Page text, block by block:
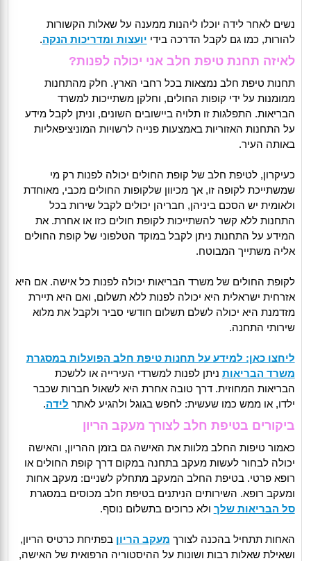
נשים לאחר לידה יוכלו ליהנות ממענה על שאלות הקשורות
להורות, כמו גם לקבל הדרכה בידי יועצות ומדריכות הנקה.
לאיזה תחנת טיפת חלב אני יכולה לפנות?
תחנות טיפת חלב נמצאות בכל רחבי הארץ. חלק מהתחנות
ממומנות על ידי קופות החולים, וחלקן משתייכות למשרד
הבריאות. התפלגות זו תלויה ביישובים השונים, וניתן לקבל מידע
על התחנות האזוריות באמצעות פנייה לרשויות המוניציפאליות
באותה העיר.
כעיקרון, לטיפת חלב של קופת החולים יכולה לפנות רק מי
שמשתייכת לקופה זו, אך מכיוון שלקופות החולים מכבי, מאוחדת
ולאומית יש הסכם ביניהן, חבריהן יכולים לקבל שירות בכל
התחנות ללא קשר להשתייכות לקופת חולים כזו או אחרת. את
המידע על התחנות ניתן לקבל במוקד הטלפוני של קופת החולים
אליה משתייך המבוטח.
לקופת החולים של משרד הבריאות יכולה לפנות כל אישה. אם היא
אזרחית ישראלית היא יכולה לפנות ללא תשלום, ואם היא תיירת
מזדמנת היא יכולה לשלם תשלום חודשי סביר ולקבל את מלוא
שירותי התחנה.
ליחצו כאן: למידע על תחנות טיפת חלב הפועלות במסגרת
משרד הבריאות ניתן לפנות למשרדי העירייה או ללשכת
הבריאות המחוזית. דרך טובה אחרת היא לשאול חברות שכבר
ילדו, או ממש כמו שעשית: לחפש בגוגל ולהגיע לאתר לידה.
ביקורים בטיפת חלב לצורך מעקב הריון
כאמור טיפות החלב מלוות את האישה גם בזמן ההריון, והאישה
יכולה לבחור לעשות מעקב בתחנה במקום דרך קופת החולים או
רופא פרטי. בטיפת החלב המעקב מתחלק לשניים: מעקב אחות
ומעקב רופא. השירותים הניתנים בטיפת חלב מכוסים במסגרת
סל הבריאות שלך ולא כרוכים בתשלום נוסף.
האחות תתחיל בהכנה לצורך מעקב הריון בפתיחת כרטיס הריון,
ושאילת שאלות רבות ושונות על ההיסטוריה הרפואית של האישה,